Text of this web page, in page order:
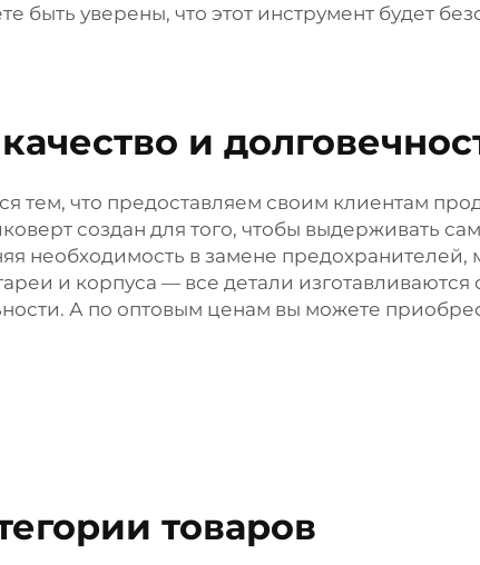
уверены, что этот инструмент будет
и
тем, что предоставляем своим клиентам
создан для того, чтобы выдерживать
необходимость в замене
и корпуса — все детали
А по оптовым ценам вы можете
товаров